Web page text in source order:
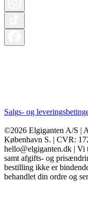
Salgs- og
©2026 Elgiganten A/S |
København S. | CVR:
hello@elgiganten.dk |
samt afgifts- og
bestilling ikke er
behandlet din ordre og